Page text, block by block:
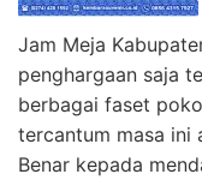
Jam Meja
penghargaan saja
berbagai faset
tercantum masa ini
Benar kepada